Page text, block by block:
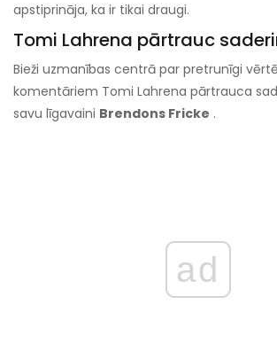
apstiprināja, ka ir tikai draugi.
Tomi Lahrena pārtrauc
Bieži uzmanības centrā par pretrunīgi
komentāriem Tomi Lahrena pārtrauca
savu līgavaini Brendons Fricke .
ad